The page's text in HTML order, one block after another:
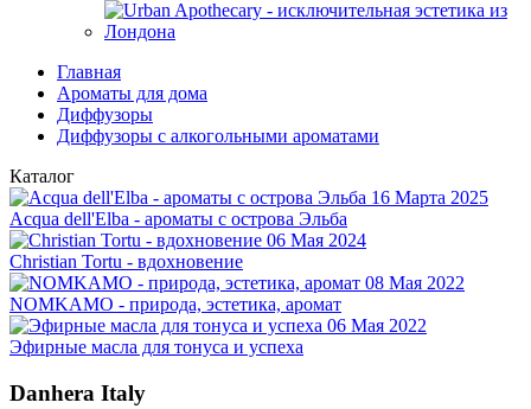
Главная
Ароматы для дома
Диффузоры
Диффузоры с алкогольными ароматами
Каталог
16 Марта 2025
Acqua dell'Elba - ароматы с острова Эльба
06 Мая 2024
Christian Tortu - вдохновение
08 Мая 2022
NOMKAMO - природа, эстетика, аромат
06 Мая 2022
Эфирные масла для тонуса и успеха
Danhera Italy